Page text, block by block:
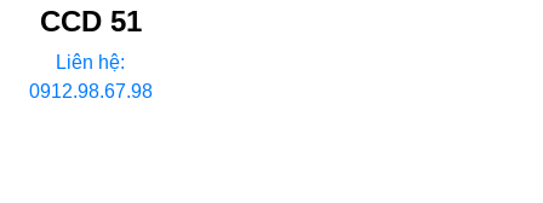
CCD 51
Liên hệ:
0912.98.67.98